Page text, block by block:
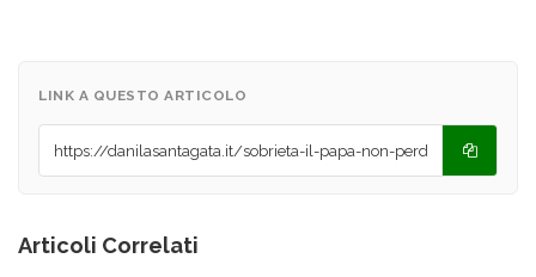
LINK A QUESTO ARTICOLO
Articoli Correlati